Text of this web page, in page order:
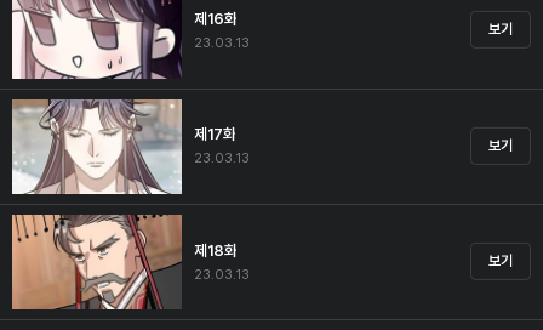
제16화
23.03.13
보기
제17화
23.03.13
보기
제18화
23.03.13
보기